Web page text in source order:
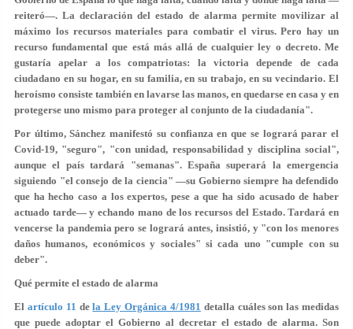
reiteró—. La declaración del estado de alarma permite movilizar al
máximo los recursos materiales para combatir el virus. Pero hay un
recurso fundamental que está más allá de cualquier ley o decreto. Me
gustaría apelar a los compatriotas: la victoria depende de cada
ciudadano en su hogar, en su familia, en su trabajo, en su vecindario. El
heroísmo consiste también en lavarse las manos, en quedarse en casa y en
protegerse uno mismo para proteger al conjunto de la ciudadanía".
Por último, Sánchez manifestó su confianza en que se logrará parar el
Covid-19, "seguro", "con unidad, responsabilidad y disciplina social",
aunque el país tardará "semanas". España superará la emergencia
siguiendo "el consejo de la ciencia" —su Gobierno siempre ha defendido
que ha hecho caso a los expertos, pese a que ha sido acusado de haber
actuado tarde— y echando mano de los recursos del Estado. Tardará en
vencerse la pandemia pero se logrará antes, insistió, y "con los menores
daños humanos, económicos y sociales" si cada uno "cumple con su
deber".
Qué permite el estado de alarma
El artículo 11 dela Ley Orgánica 4/1981 detalla cuáles son las medidas
que puede adoptar el Gobierno al decretar el estado de alarma. Son